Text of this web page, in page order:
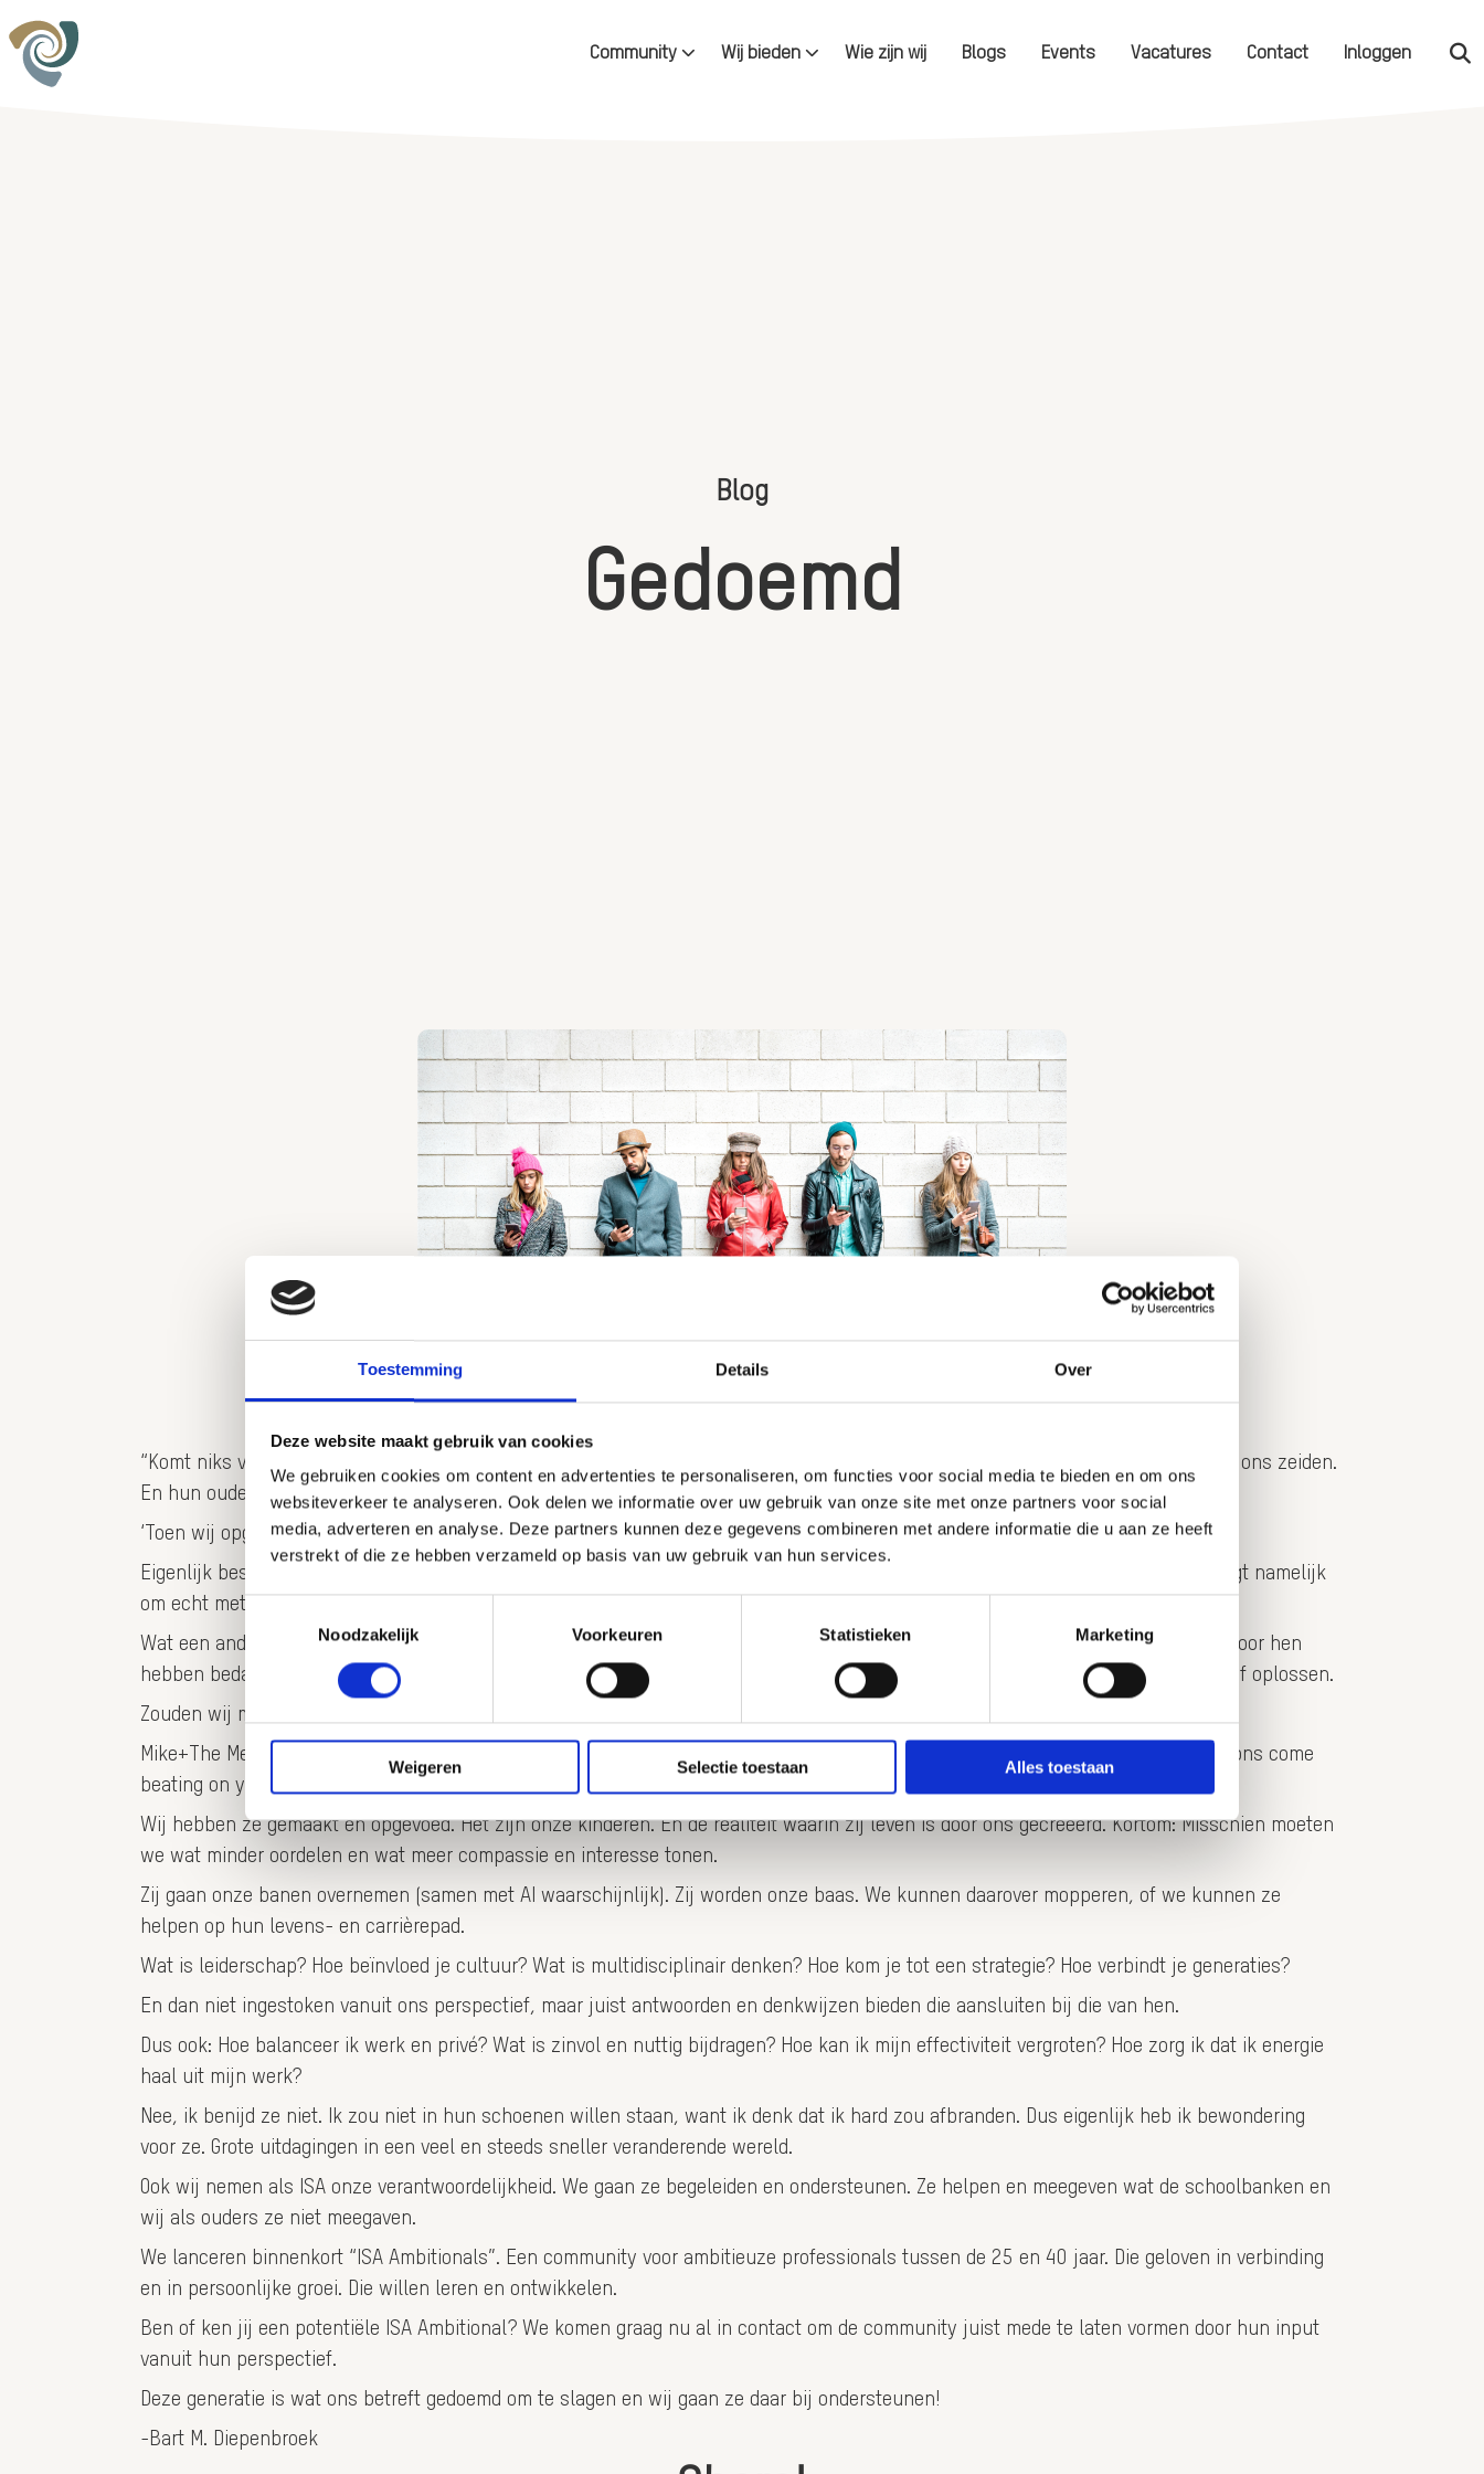
Toestemming Details Over
Deze website maakt gebruik van cookies
We gebruiken cookies om content en advertenties te personaliseren, om functies voor social media te bieden en om ons
websiteverkeer te analyseren. Ook delen we informatie over uw gebruik van onze site met onze partners voor social
media, adverteren en analyse. Deze partners kunnen deze gegevens combineren met andere informatie die u aan ze heeft
verstrekt of die ze hebben verzameld op basis van uw gebruik van hun services.
Toestemmingsselectie
Noodzakelijk
Voorkeuren Statistieken Marketing
Weigeren Selectie toestaan Alles toestaan
Community Wij bieden Wie zijn wij Blogs Events Vacatures Contact Inloggen
Blog
Gedoemd
“Komt niks van terecht!”, riep hij als vlotte vijftiger over de generatie van onze kinderen. Net zoals onze ouders dat overigens over ons zeiden.
En hun ouders over hen.
‘Toen wij opgroeiden waren er nog geen […vul maar in…]. En nu kunnen ze niet meer zonder.’
Eigenlijk best kansloos om een oordeel te geven vanuit ons perspectief. En ook moeilijk om je in te leven in dat van hen. Dat vraagt namelijk
om echt met andere ogen te kijken… en die heb je nou eenmaal niet.
Wat een andere wereld is het voor de huidige generatie. Kijk naar technologie. Kijk naar geopolitiek. Naar alles wat de generaties voor hen
hebben bedacht en wat toch niet zo’n goed idee bleek te zijn en waar zij nu mee moeten dealen en/of wat zij moeten repareren of oplossen.
Zouden wij met ze willen ruilen? Nog niet misschien! Je ziet de rollende ogen van onze generatie voor je…
Mike+The Mechanics zongen het al in 1988 in The Living Years: ‘Every generation blames the one before. And all of their frustrations come
beating on your door’.
Wij hebben ze gemaakt en opgevoed. Het zijn onze kinderen. En de realiteit waarin zij leven is door ons gecreëerd. Kortom: Misschien moeten
we wat minder oordelen en wat meer compassie en interesse tonen.
Zij gaan onze banen overnemen (samen met AI waarschijnlijk). Zij worden onze baas. We kunnen daarover mopperen, of we kunnen ze
helpen op hun levens- en carrièrepad.
Wat is leiderschap? Hoe beïnvloed je cultuur? Wat is multidisciplinair denken? Hoe kom je tot een strategie? Hoe verbindt je generaties?
En dan niet ingestoken vanuit ons perspectief, maar juist antwoorden en denkwijzen bieden die aansluiten bij die van hen.
Dus ook: Hoe balanceer ik werk en privé? Wat is zinvol en nuttig bijdragen? Hoe kan ik mijn effectiviteit vergroten? Hoe zorg ik dat ik energie
haal uit mijn werk?
Nee, ik benijd ze niet. Ik zou niet in hun schoenen willen staan, want ik denk dat ik hard zou afbranden. Dus eigenlijk heb ik bewondering
voor ze. Grote uitdagingen in een veel en steeds sneller veranderende wereld.
Ook wij nemen als ISA onze verantwoordelijkheid. We gaan ze begeleiden en ondersteunen. Ze helpen en meegeven wat de schoolbanken en
wij als ouders ze niet meegaven.
We lanceren binnenkort “ISA Ambitionals”. Een community voor ambitieuze professionals tussen de 25 en 40 jaar. Die geloven in verbinding
en in persoonlijke groei. Die willen leren en ontwikkelen.
Ben of ken jij een potentiële ISA Ambitional? We komen graag nu al in contact om de community juist mede te laten vormen door hun input
vanuit hun perspectief.
Deze generatie is wat ons betreft gedoemd om te slagen en wij gaan ze daar bij ondersteunen!
-Bart M. Diepenbroek